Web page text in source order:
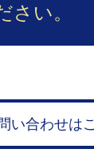
さい。
い合わせは